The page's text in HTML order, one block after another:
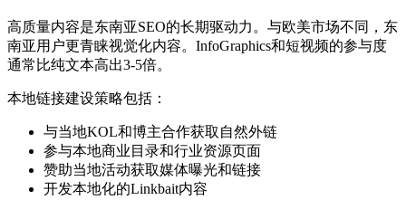
高质量内容是东南亚SEO的长期驱动力。与欧美市场不同，东
南亚用户更青睐视觉化内容。InfoGraphics和短视频的参与度
通常比纯文本高出3-5倍。
本地链接建设策略包括：
与当地KOL和博主合作获取自然外链
参与本地商业目录和行业资源页面
赞助当地活动获取媒体曝光和链接
开发本地化的Linkbait内容